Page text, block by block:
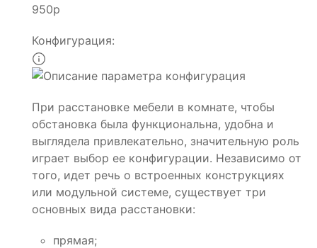
950р
Конфигурация:
При расстановке мебели в комнате, чтобы
обстановка была функциональна, удобна и
выглядела привлекательно, значительную роль
играет выбор ее конфигурации. Независимо от
того, идет речь о встроенных конструкциях
или модульной системе, существует три
основных вида расстановки:
прямая;